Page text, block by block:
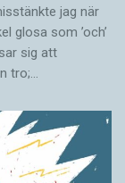
jag när
glosa som ’och’
sig att
tro;…